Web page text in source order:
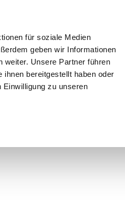
für soziale Medien
geben wir Informationen
weiter. Unsere Partner führen
bereitgestellt haben oder
zu unseren